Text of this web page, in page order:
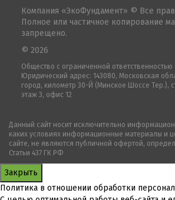
Общество с ограниченной ответственностью
Юридический адрес: 143080, Московская
город, километр 30-Й (Минское Шоссе Тер.),
этаж 3, офис 12
Компания «ЭкоФундамент» © Все
Полное или частичное копирование
запрещено.
© 2026
Данный сайт носит исключительно
каких условиях информационные материалы и
сайте, не являются публичной офертой,
Статьи 437 ГК РФ
Закрыть
Политика в отношении обработки